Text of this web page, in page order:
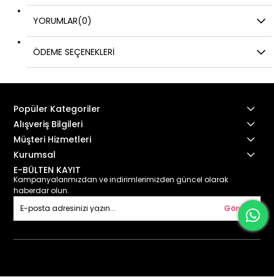
YORUMLAR(0)
ÖDEME SEÇENEKLERI
Popüler Kategoriler
Alışveriş Bilgileri
Müşteri Hizmetleri
Kurumsal
E-BÜLTEN KAYIT
Kampanyalarımızdan ve indirimlerimizden güncel olarak
haberdar olun.
Gönder